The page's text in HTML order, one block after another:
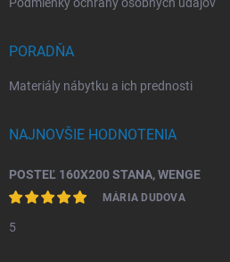
Podmienky ochrany osobných údajov
PORADŇA
Materiály nábytku a ich prednosti
NAJNOVŠIE HODNOTENIA
POSTEĽ 160X200 STANA, WENGE
MÁRIA DUDOVA
5